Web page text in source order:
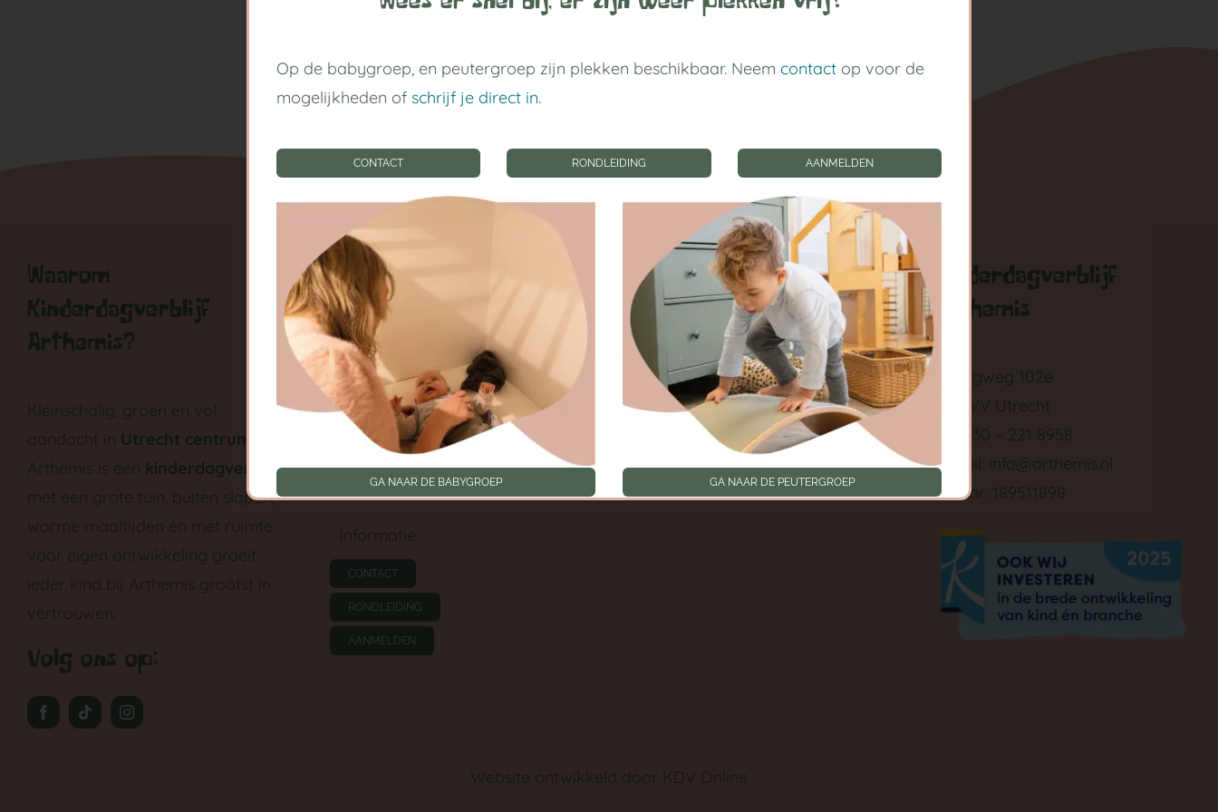
Waarom
Kinderdagverblijf
Arthemis?
Kleinschalig, groen en vol
aandacht in Utrecht centrum
Arthemis is een kinderdagverblijf
met een grote tuin, buiten slapen,
warme maaltijden en met ruimte
voor eigen ontwikkeling groeit
ieder kind bij Arthemis grootst in
vertrouwen.
Volg ons op:
Handige links
Kinderdagverblijf Utrecht
Centrum
Babygroep
Peutergroep
Tarieven
Informatie
CONTACT
RONDLEIDING
AANMELDEN
Privacy instellingen
Privacyinstellingen wijzigen
Geschiedenis
privacyinstellingen
Toestemmingen intrekken
Kinderdagverblijf
Arthemis
Springweg 102e
3511 VV Utrecht
Tel: 030 – 221 8958
E-mail: info@arthemis.nl
LRK nr: 189511898
Website ontwikkeld door KDV Online
Op de babygroep, en peutergroep zijn plekken beschikbaar. Neem contactop voor de
mogelijkheden of schrijf je direct in.
CONTACT RONDLEIDING AANMELDEN
GA NAAR DE BABYGROEP GA NAAR DE PEUTERGROEP